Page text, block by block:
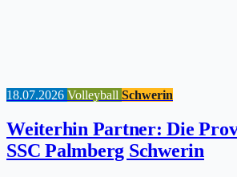
18.07.2026 Volleyball Schwerin
Weiterhin Partner: Die
SSC Palmberg Schwerin